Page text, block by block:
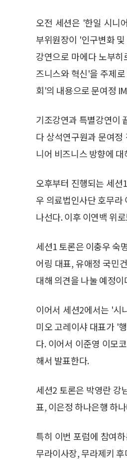
오전 세션은 '한일 시니
부위원장이 '인구변화
강연으로 마에다 노부
즈니스와 혁신'을 주제
회'의 내용으로 문여정
기조강연과 특별강연이
다 상석연구원과 문여
니어 비즈니스 방향에
오후부터 진행되는 세
우 의료법인사단 호무
나선다. 이후 이연백 위
세션1 토론은 이충우 숙
어링 대표, 유애정 국민
대해 의견을 나눌 예정이
이어서 세션2에서는 '시
미오 고레이샤 대표가 '
다. 이어서 이준영 이모
해서 발표한다.
세션2 토론은 박영란 강
표, 이은정 하나은행 하
특히 이번 포럼에 참여
무라이사장, 무라제키